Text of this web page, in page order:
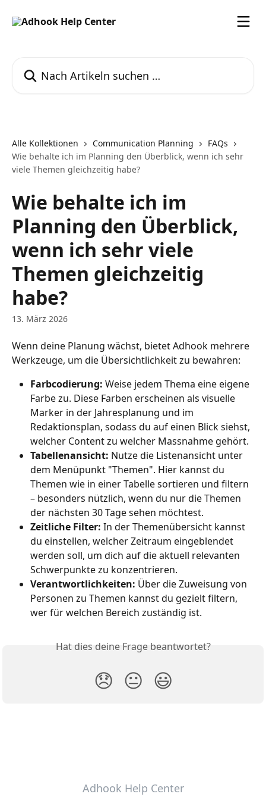
Alle Kollektionen Communication Planning
FAQs
Wie behalte ich im Planning den Überblick, wenn ich sehr
viele Themen gleichzeitig habe?
Wie behalte ich im
Planning den Überblick,
wenn ich sehr viele
Themen gleichzeitig
habe?
13. März 2026
Wenn deine Planung wächst, bietet Adhook mehrere
Werkzeuge, um die Übersichtlichkeit zu bewahren:
Farbcodierung: Weise jedem Thema eine eigene
Farbe zu. Diese Farben erscheinen als visuelle
Marker in der Jahresplanung und im
Redaktionsplan, sodass du auf einen Blick siehst,
welcher Content zu welcher Massnahme gehört.
Tabellenansicht: Nutze die Listenansicht unter
dem Menüpunkt "Themen". Hier kannst du
Themen wie in einer Tabelle sortieren und filtern
– besonders nützlich, wenn du nur die Themen
der nächsten 30 Tage sehen möchtest.
Zeitliche Filter: In der Themenübersicht kannst
du einstellen, welcher Zeitraum eingeblendet
werden soll, um dich auf die aktuell relevanten
Schwerpunkte zu konzentrieren.
Verantwortlichkeiten: Über die Zuweisung von
Personen zu Themen kannst du gezielt filtern,
wer für welchen Bereich zuständig ist.
Hat dies deine Frage beantwortet?
😞 😐 😃
Adhook Help Center